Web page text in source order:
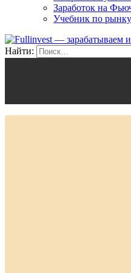
Заработок на
Учебник по
Найти: